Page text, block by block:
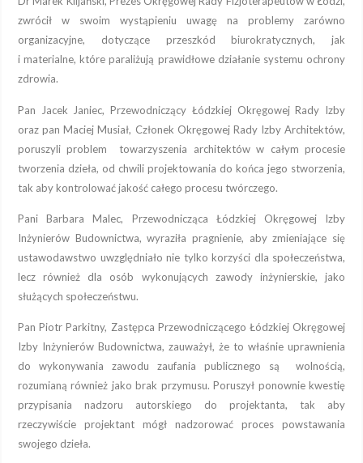
zwrócił w swoim wystąpieniu uwagę na problemy zarówno
organizacyjne, dotyczące przeszkód biurokratycznych, jak
i materialne, które paraliżują prawidłowe działanie systemu ochrony
zdrowia.
Pan Jacek Janiec, Przewodniczący Łódzkiej Okręgowej Rady Izby
oraz pan Maciej Musiał, Członek Okręgowej Rady Izby Architektów,
poruszyli problem towarzyszenia architektów w całym procesie
tworzenia dzieła, od chwili projektowania do końca jego stworzenia,
tak aby kontrolować jakość całego procesu twórczego.
Pani Barbara Malec, Przewodnicząca Łódzkiej Okręgowej Izby
Inżynierów Budownictwa, wyraziła pragnienie, aby zmieniające się
ustawodawstwo uwzględniało nie tylko korzyści dla społeczeństwa,
lecz również dla osób wykonujących zawody inżynierskie, jako
służących społeczeństwu.
Pan Piotr Parkitny, Zastępca Przewodniczącego Łódzkiej Okręgowej
Izby Inżynierów Budownictwa, zauważył, że to właśnie uprawnienia
do wykonywania zawodu zaufania publicznego są wolnością,
rozumianą również jako brak przymusu. Poruszył ponownie kwestię
przypisania nadzoru autorskiego do projektanta, tak aby
rzeczywiście projektant mógł nadzorować proces powstawania
swojego dzieła.